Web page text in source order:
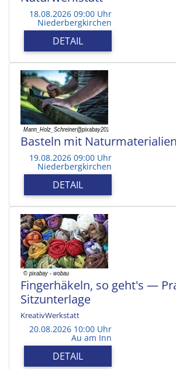
18.08.2026 09:00 Uhr
Niederbergkirchen
DETAIL
Basteln mit Naturmaterialien
19.08.2026 09:00 Uhr
Niederbergkirchen
DETAIL
Fingerhäkeln, so geht's —
Sitzunterlage
KreativWerkstatt
20.08.2026 10:00 Uhr
Au am Inn
DETAIL